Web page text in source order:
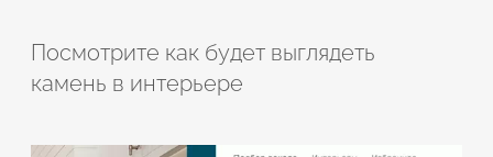
Посмотрите как будет выглядеть
камень в интерьере